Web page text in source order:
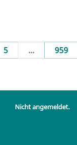
5 ... 959
Nicht angemeldet.